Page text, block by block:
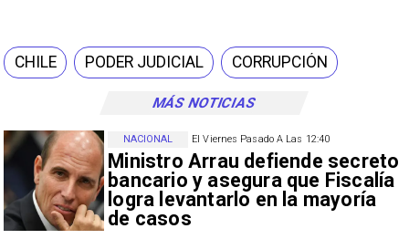
MÁS NOTICIAS
El Viernes Pasado A Las 12:40
Ministro Arrau defiende secreto
bancario y asegura que Fiscalía
logra levantarlo en la mayoría
de casos
NACIONAL
CHILE PODER JUDICIAL CORRUPCIÓN